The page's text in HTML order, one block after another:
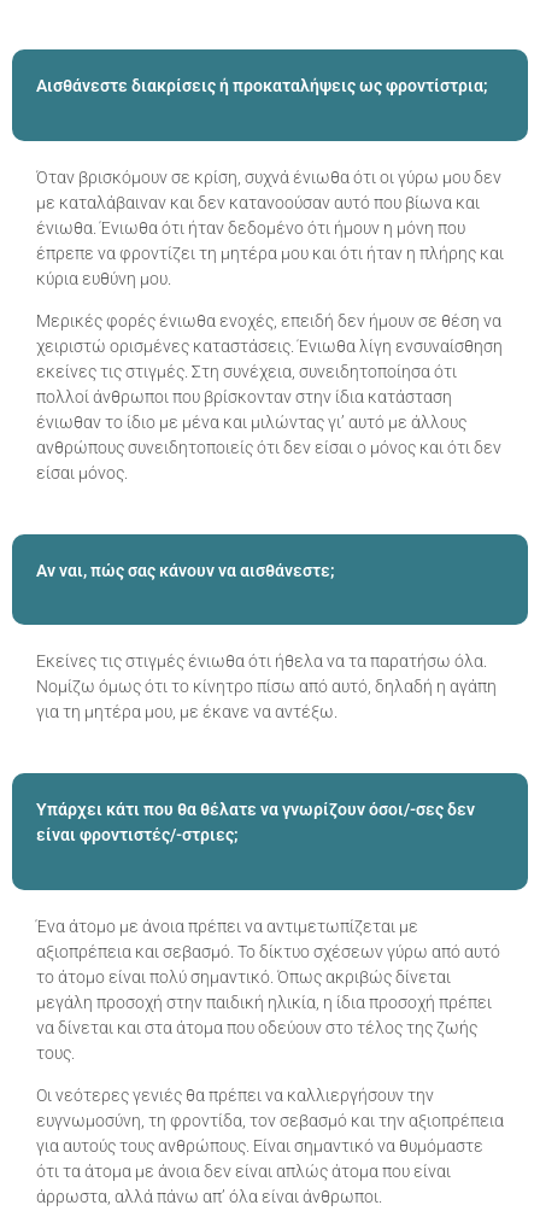
Αισθάνεστε διακρίσεις ή προκαταλήψεις ως φροντίστρια;
Όταν βρισκόμουν σε κρίση, συχνά ένιωθα ότι οι γύρω μου δεν
με καταλάβαιναν και δεν κατανοούσαν αυτό που βίωνα και
ένιωθα. Ένιωθα ότι ήταν δεδομένο ότι ήμουν η μόνη που
έπρεπε να φροντίζει τη μητέρα μου και ότι ήταν η πλήρης και
κύρια ευθύνη μου.
Μερικές φορές ένιωθα ενοχές, επειδή δεν ήμουν σε θέση να
χειριστώ ορισμένες καταστάσεις. Ένιωθα λίγη ενσυναίσθηση
εκείνες τις στιγμές. Στη συνέχεια, συνειδητοποίησα ότι
πολλοί άνθρωποι που βρίσκονταν στην ίδια κατάσταση
ένιωθαν το ίδιο με μένα και μιλώντας γι’ αυτό με άλλους
ανθρώπους συνειδητοποιείς ότι δεν είσαι ο μόνος και ότι δεν
είσαι μόνος.
Αν ναι, πώς σας κάνουν να αισθάνεστε;
Εκείνες τις στιγμές ένιωθα ότι ήθελα να τα παρατήσω όλα.
Νομίζω όμως ότι το κίνητρο πίσω από αυτό, δηλαδή η αγάπη
για τη μητέρα μου, με έκανε να αντέξω.
Υπάρχει κάτι που θα θέλατε να γνωρίζουν όσοι/-σες δεν
είναι φροντιστές/-στριες;
Ένα άτομο με άνοια πρέπει να αντιμετωπίζεται με
αξιοπρέπεια και σεβασμό. Το δίκτυο σχέσεων γύρω από αυτό
το άτομο είναι πολύ σημαντικό. Όπως ακριβώς δίνεται
μεγάλη προσοχή στην παιδική ηλικία, η ίδια προσοχή πρέπει
να δίνεται και στα άτομα που οδεύουν στο τέλος της ζωής
τους.
Οι νεότερες γενιές θα πρέπει να καλλιεργήσουν την
ευγνωμοσύνη, τη φροντίδα, τον σεβασμό και την αξιοπρέπεια
για αυτούς τους ανθρώπους. Είναι σημαντικό να θυμόμαστε
ότι τα άτομα με άνοια δεν είναι απλώς άτομα που είναι
άρρωστα, αλλά πάνω απ’ όλα είναι άνθρωποι.